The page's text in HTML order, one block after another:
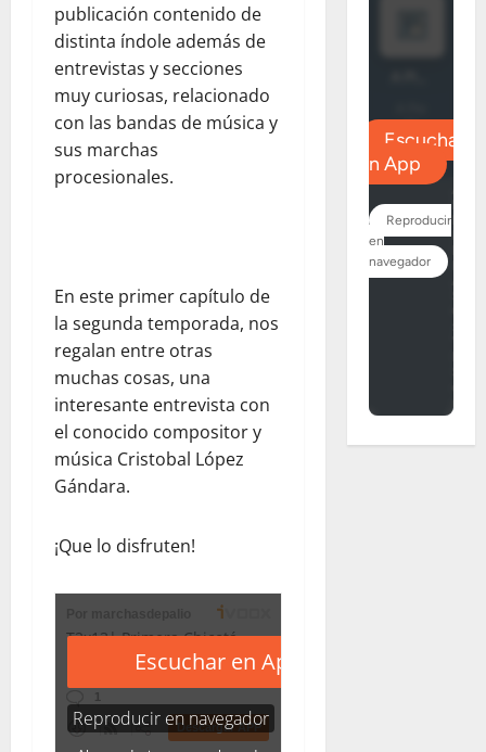
publicación contenido de
distinta índole además de
entrevistas y secciones
muy curiosas, relacionado
con las bandas de música y
sus marchas
procesionales.
En este primer capítulo de
la segunda temporada, nos
regalan entre otras
muchas cosas, una
interesante entrevista con
el conocido compositor y
música Cristobal López
Gándara.
¡Que lo disfruten!